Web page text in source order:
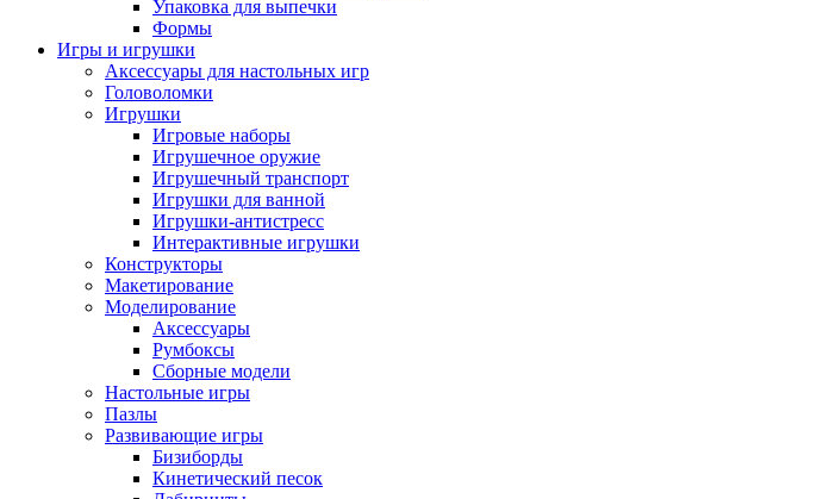
Упаковка для выпечки
Формы
Игры и игрушки
Аксессуары для настольных игр
Головоломки
Игрушки
Игровые наборы
Игрушечное оружие
Игрушечный транспорт
Игрушки для ванной
Игрушки-антистресс
Интерактивные игрушки
Конструкторы
Макетирование
Моделирование
Аксессуары
Румбоксы
Сборные модели
Настольные игры
Пазлы
Развивающие игры
Бизиборды
Кинетический песок